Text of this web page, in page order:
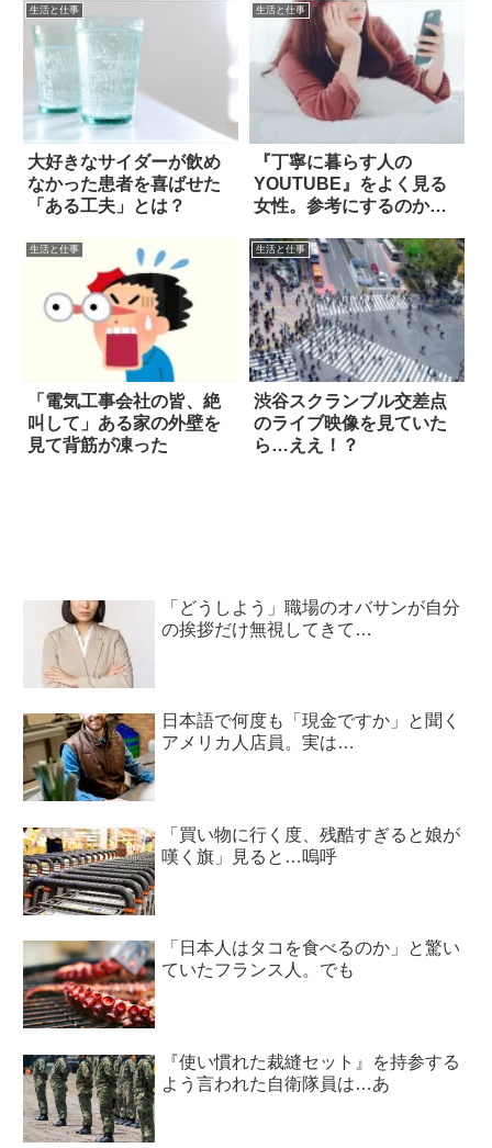
生活と仕事
大好きなサイダーが飲め
なかった患者を喜ばせた
「ある工夫」とは？
生活と仕事
『丁寧に暮らす人の
YOUTUBE』をよく見る
女性。参考にするのかと
生活と仕事
「電気工事会社の皆、絶
叫して」ある家の外壁を
見て背筋が凍った
生活と仕事
渋谷スクランブル交差点
のライブ映像を見ていた
ら…ええ！？
「どうしよう」職場のオバサンが自分
の挨拶だけ無視してきて…
日本語で何度も「現金ですか」と聞く
アメリカ人店員。実は…
「買い物に行く度、残酷すぎると娘が
嘆く旗」見ると…嗚呼
「日本人はタコを食べるのか」と驚い
ていたフランス人。でも
『使い慣れた裁縫セット』を持参する
よう言われた自衛隊員は…あ